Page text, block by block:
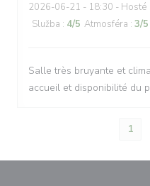
2026-06-21 - 18:30 - Hosté
Služba : 4/5 Atmosféra : 3/5
Salle très bruyante et
accueil et disponibilité du
1